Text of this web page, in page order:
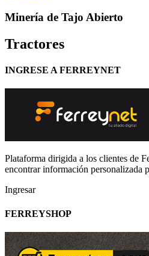
Minería de Tajo Abierto
Tractores
INGRESE A FERREYNET
Plataforma dirigida a los clientes de
encontrar información personalizada
Ingresar
FERREYSHOP